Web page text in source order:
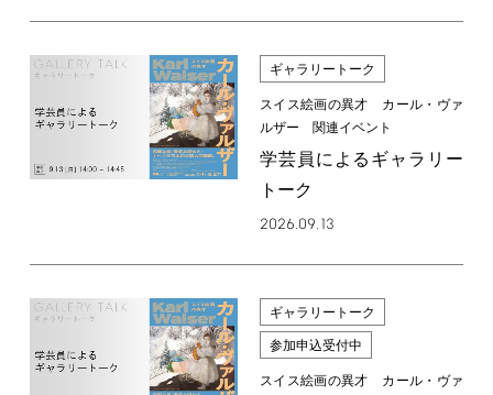
ギャラリートーク
スイス絵画の異才 カール・ヴァ
ルザー 関連イベント
学芸員によるギャラリー
トーク
2026.09.13
ギャラリートーク
参加申込受付中
スイス絵画の異才 カール・ヴァ